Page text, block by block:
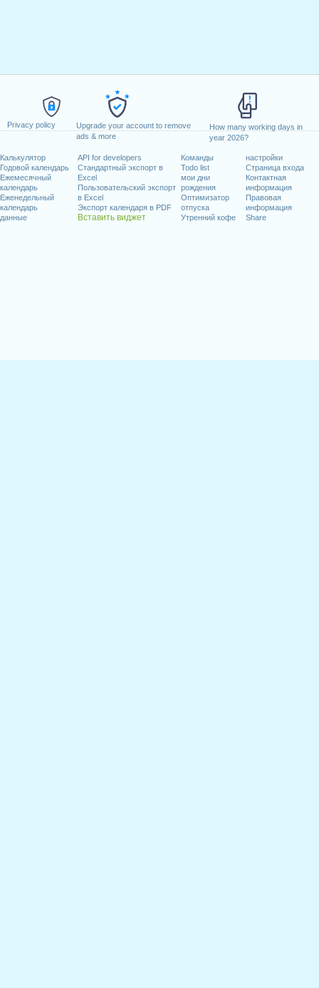
Privacy policy
Upgrade your account to remove
ads & more
How many working days in
year 2026?
Калькулятор
Годовой календарь
Ежемесячный
календарь
Еженедельный
календарь
данные
API for developers
Стандартный экспорт в
Excel
Пользовательский экспорт
в Excel
Экспорт календаря в PDF
Вставить виджет
Команды
Todo list
мои дни
рождения
Оптимизатор
отпуска
Утренний кофе
настройки
Страница входа
Контактная
информация
Правовая
информация
Share